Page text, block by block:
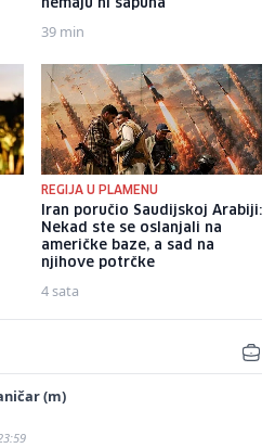
nemaju ni sapuna
39 min
REGIJA U PLAMENU
Iran poručio Saudijskoj Arabiji:
Nekad ste se oslanjali na
američke baze, a sad na
njihove potrčke
4 sata
(m)